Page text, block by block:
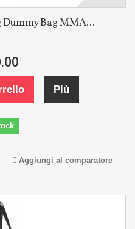
Bag MMA...
Più
Aggiungi al comparatore